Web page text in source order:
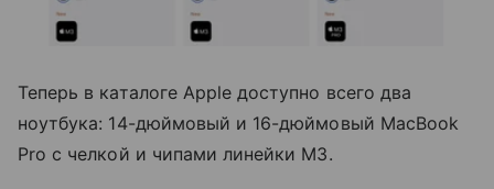
Теперь в каталоге Apple доступно всего два
ноутбука: 14-дюймовый и 16-дюймовый MacBook
Pro с челкой и чипами линейки M3.